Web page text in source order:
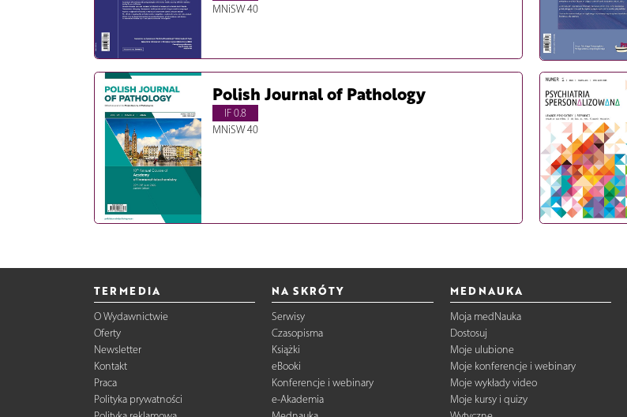
MNiSW 40
Polish Journal of Pathology
IF 0.8
MNiSW 40
TERMEDIA
O Wydawnictwie
Oferty
Newsletter
Kontakt
Praca
Polityka prywatności
NA SKRÓTY
Serwisy
Czasopisma
Książki
eBooki
Konferencje i webinary
e-Akademia
MEDNAUKA
Moja medNauka
Dostosuj
Moje ulubione
Moje konferencje i webinary
Moje wykłady video
Moje kursy i quizy